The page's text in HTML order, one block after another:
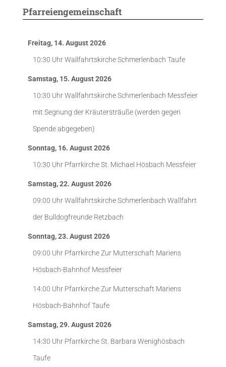
Pfarreiengemeinschaft
Freitag, 14. August 2026
10:30 UhrWallfahrtskirche Schmerlenbach Taufe
Samstag, 15. August 2026
10:30 UhrWallfahrtskirche Schmerlenbach Messfeier
mit Segnung der Kräutersträuße (werden gegen
Spende abgegeben)
Sonntag, 16. August 2026
10:30 Uhr Pfarrkirche St. Michael Hösbach Messfeier
Samstag, 22. August 2026
09:00 UhrWallfahrtskirche Schmerlenbach Wallfahrt
der Bulldogfreunde Retzbach
Sonntag, 23. August 2026
09:00 Uhr Pfarrkirche Zur Mutterschaft Mariens
Hösbach-Bahnhof Messfeier
14:00 Uhr Pfarrkirche Zur Mutterschaft Mariens
Hösbach-BahnhofTaufe
Samstag, 29. August 2026
14:30 Uhr Pfarrkirche St. Barbara Wenighösbach
Taufe